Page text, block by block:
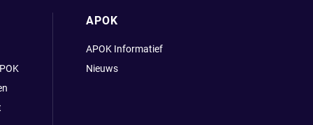
APOK
APOK Informatief
Nieuws